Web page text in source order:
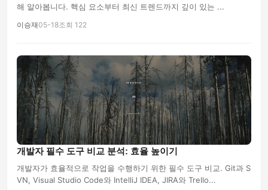
해 알아봅니다. 핵심 요소부터 최신 트렌드까지 깊이 있는 ...
이승재05-18조회 122
개발자 필수 도구 비교 분석: 효율 높이기
개발자가 효율적으로 작업을 수행하기 위한 필수 도구 비교. Git과 S
VN, Visual Studio Code와 IntelliJ IDEA, JIRA와 Trello...